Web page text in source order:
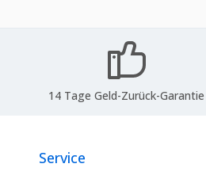
14 Tage Geld-Zurück-Garantie
Service